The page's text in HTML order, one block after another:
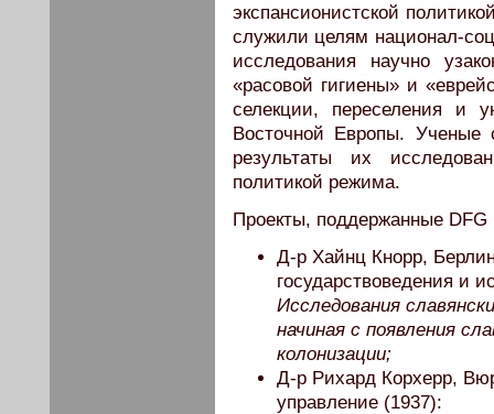
экспансионистской
служили целям национал-
исследования научно
«расовой гигиены» и
селекции, переселения и
Восточной Европы. Ученые
результаты их
политикой режима.
Проекты, поддержанные DFG
Д-р Хайнц Кнорр,
государствоведения и
Исследования
начиная с появления
колонизации;
Д-р Рихард Корхерр,
управление (1937):